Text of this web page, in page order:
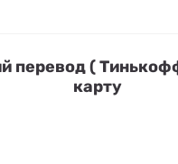
перевод (
карту